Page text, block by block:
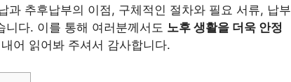
과 추후납부의 이점, 구체적인 절차와 필요 서류, 납부
니다. 이를 통해 여러분께서도 노후 생활을 더욱 안정
어 읽어봐 주셔서 감사합니다.